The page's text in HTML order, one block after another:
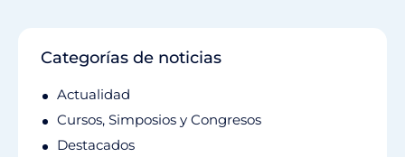
Categorías de noticias
Actualidad
Cursos, Simposios y Congresos
Destacados